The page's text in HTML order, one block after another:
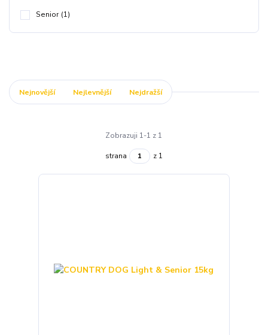
Senior (1)
Nejnovější Nejlevnější Nejdražší
Zobrazuji 1-1 z 1
strana z 1